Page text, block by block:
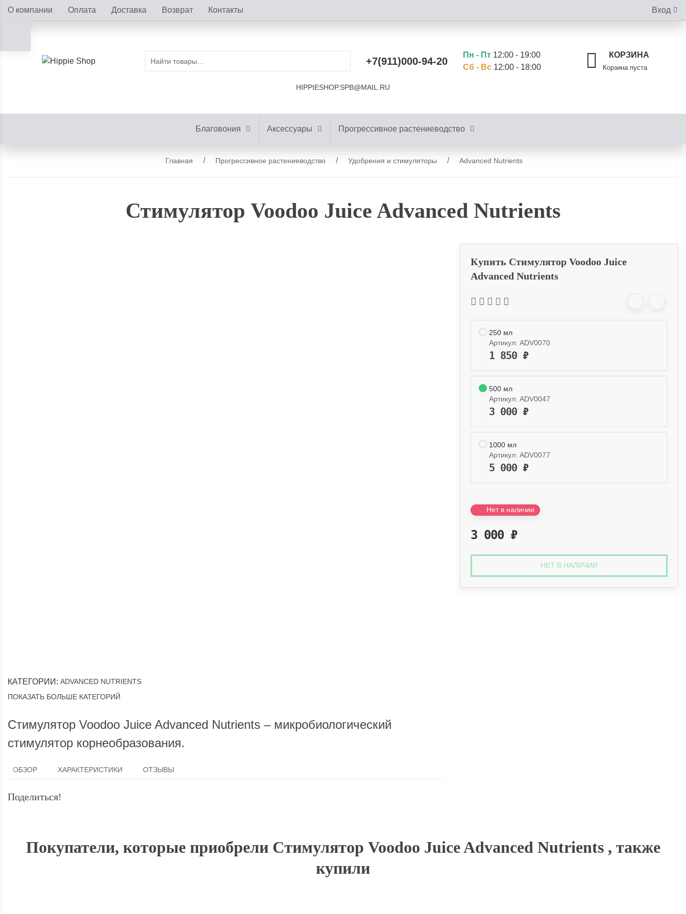
О компании Оплата Доставка Возврат Контакты Вход
+7(911)000-94-20
Пн - Пт 12:00 - 19:00
Сб - Вс 12:00 - 18:00
КОРЗИНА
Корзина пуста
HIPPIESHOP.SPB@MAIL.RU
Благовония Аксессуары Прогрессивное растениеводство
Главная Прогрессивное растениеводство Удобрения и стимуляторы Advanced Nutrients
Стимулятор Voodoo Juice Advanced Nutrients
Купить Стимулятор Voodoo Juice
Advanced Nutrients
250 мл
Артикул: ADV0070
1 850 ₽
500 мл
Артикул: ADV0047
3 000 ₽
1000 мл
Артикул: ADV0077
5 000 ₽
Нет в наличии
3 000 ₽
НЕТ В НАЛИЧИИ
КАТЕГОРИИ: ADVANCED NUTRIENTS
ПОКАЗАТЬ БОЛЬШЕ КАТЕГОРИЙ
Стимулятор Voodoo Juice Advanced Nutrients – микробиологический
стимулятор корнеобразования.
ОБЗОР ХАРАКТЕРИСТИКИ ОТЗЫВЫ
Поделиться!
Покупатели, которые приобрели Стимулятор Voodoo Juice Advanced Nutrients , также
купили